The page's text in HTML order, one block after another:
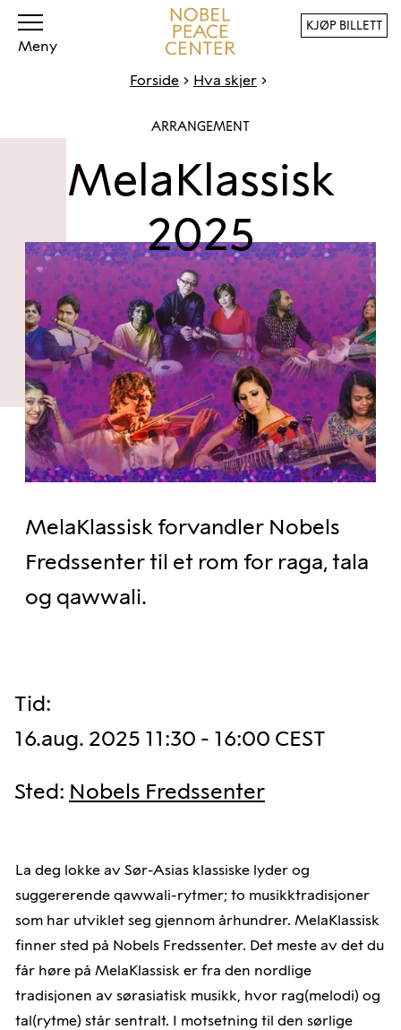
KJØP BILLETT
Meny
Forside
Hva skjer
ARRANGEMENT
MelaKlassisk
2025
MelaKlassisk forvandler Nobels
Fredssenter til et rom for raga, tala
og qawwali.
Tid:
16.aug. 2025 11:30 - 16:00 CEST
Sted: Nobels Fredssenter
La deg lokke av Sør-Asias klassiske lyder og
suggererende qawwali-rytmer; to musikktradisjoner
som har utviklet seg gjennom århundrer. MelaKlassisk
finner sted på Nobels Fredssenter. Det meste av det du
får høre på MelaKlassisk er fra den nordlige
tradisjonen av sørasiatisk musikk, hvor rag(melodi) og
tal(rytme) står sentralt. I motsetning til den sørlige